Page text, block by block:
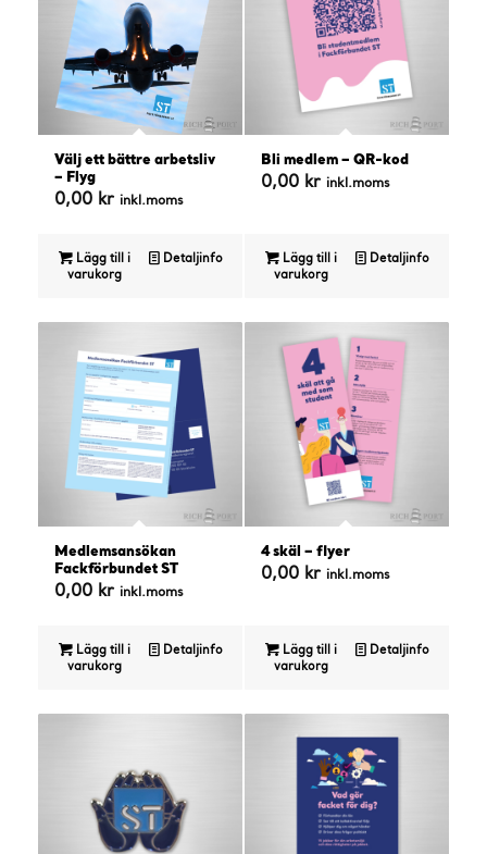
Välj ett bättre arbetsliv
– Flyg
0,00 kr inkl.moms
Lägg till i
varukorg
Detaljinfo
Bli medlem – QR-kod
0,00 kr inkl.moms
Lägg till i
varukorg
Detaljinfo
Medlemsansökan
Fackförbundet ST
0,00 kr inkl.moms
Lägg till i
varukorg
Detaljinfo
4 skäl – flyer
0,00 kr inkl.moms
Lägg till i
varukorg
Detaljinfo